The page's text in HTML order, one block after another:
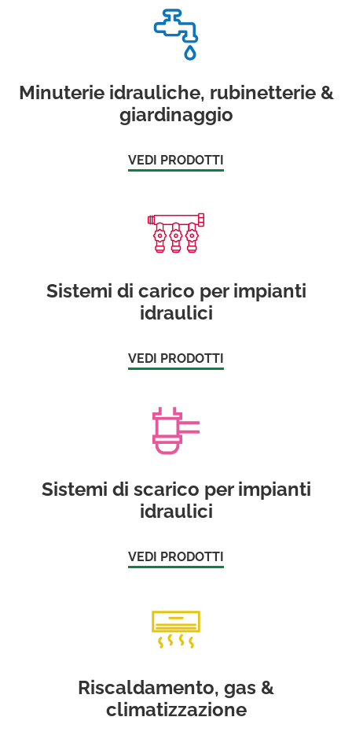
Minuterie idrauliche, rubinetterie &
giardinaggio
VEDI PRODOTTI
Sistemi di carico per impianti
idraulici
VEDI PRODOTTI
Sistemi di scarico per impianti
idraulici
VEDI PRODOTTI
Riscaldamento, gas &
climatizzazione